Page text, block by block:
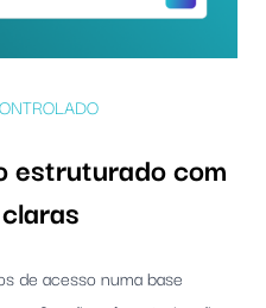
estruturado com
de acesso numa base